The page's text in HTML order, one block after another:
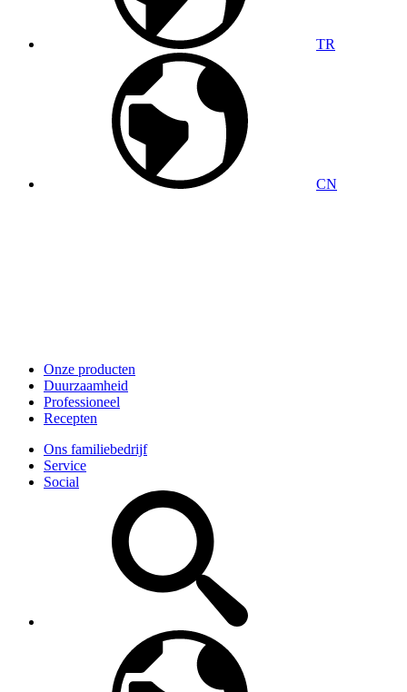
TR
CN
Onze producten
Duurzaamheid
Professioneel
Recepten
Ons familiebedrijf
Service
Social